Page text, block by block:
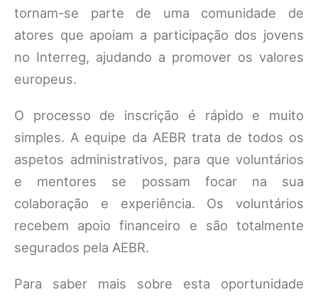
tornam-se parte de uma comunidade de
atores que apoiam a participação dos jovens
no Interreg, ajudando a promover os valores
europeus.
O processo de inscrição é rápido e muito
simples. A equipe da AEBR trata de todos os
aspetos administrativos, para que voluntários
e mentores se possam focar na sua
colaboração e experiência. Os voluntários
recebem apoio financeiro e são totalmente
segurados pela AEBR.
Para saber mais sobre esta oportunidade